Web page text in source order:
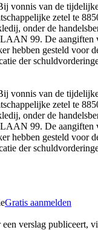
vonnis van de
zetel te
onder de
99. De aangiften
hebben gesteld voor
der
vonnis van de
zetel te
onder de
99. De aangiften
hebben gesteld voor
der
Gratis aanmelden
verslag publiceert,